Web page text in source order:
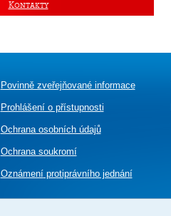
Kontakty
Povinně zveřejňované informace
Prohlášení o přístupnosti
Ochrana osobních údajů
Ochrana soukromí
Oznámeníprotiprávního jednání